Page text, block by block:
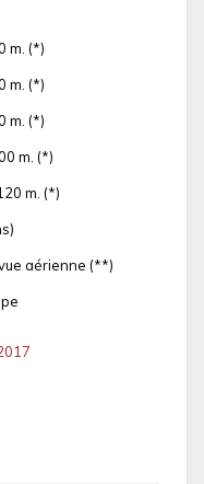
m. (*)
m. (*)
m. (*)
m. (*)
m. (*)
aérienne (**)